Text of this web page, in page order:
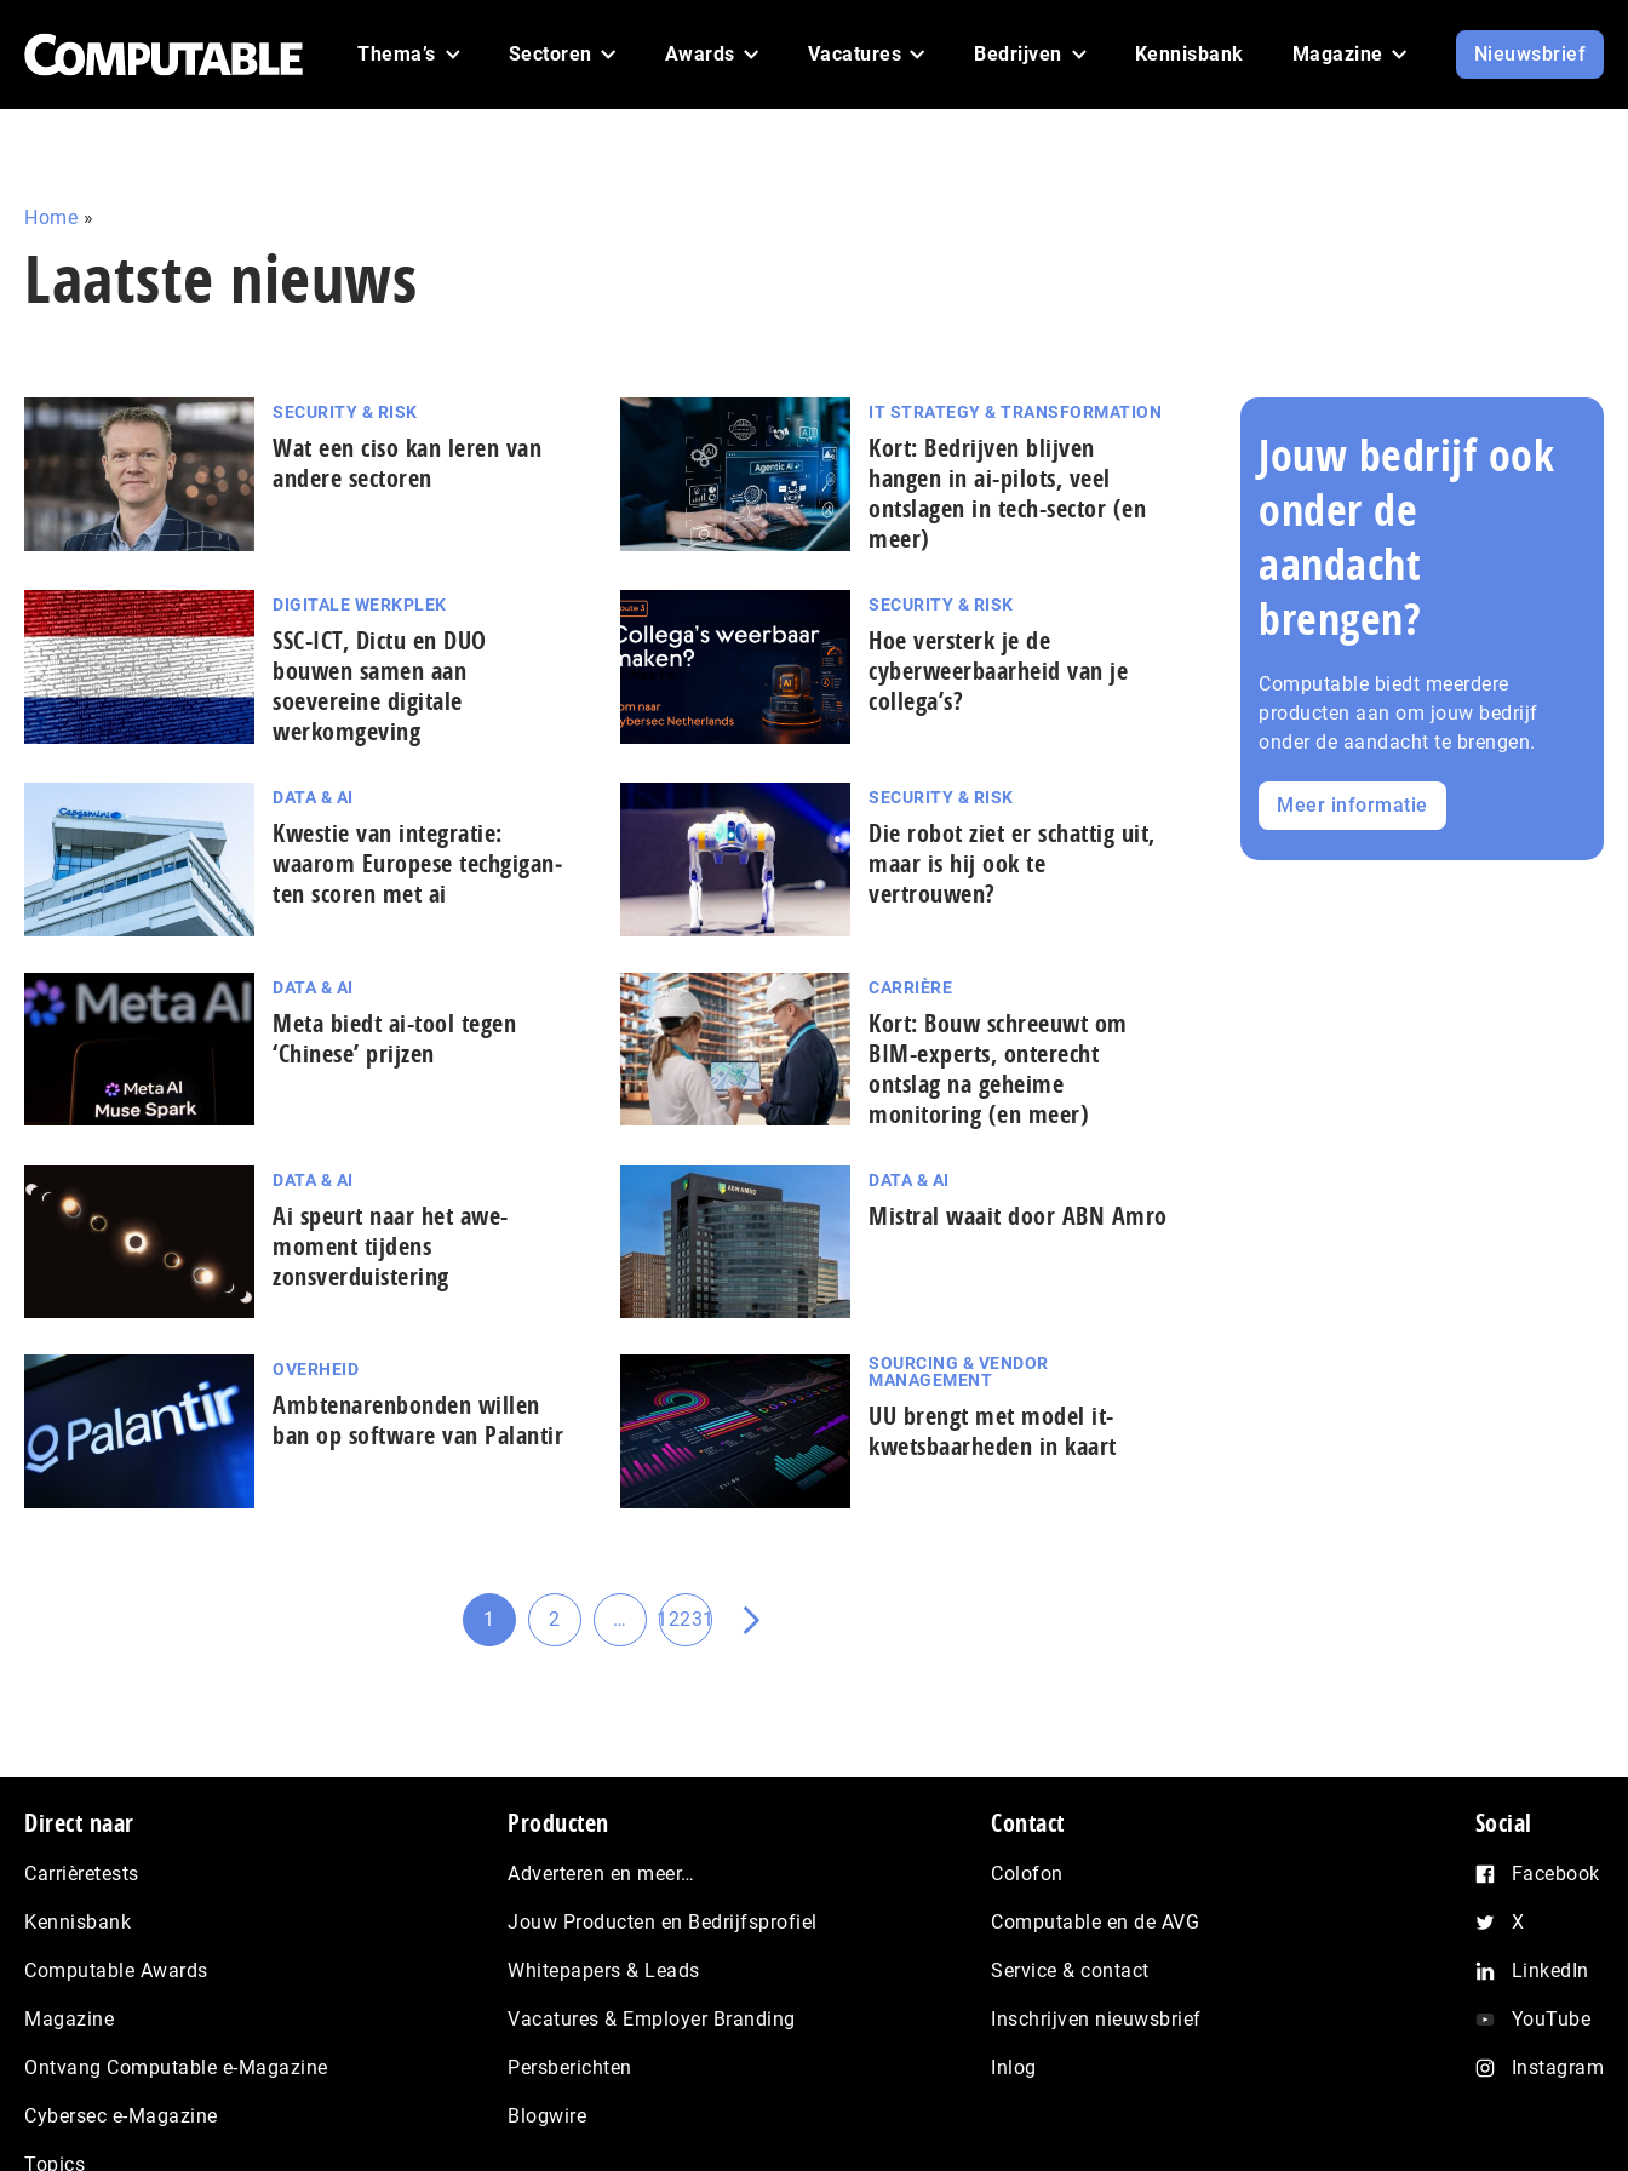
Thema’s Sectoren Awards Vacatures Bedrijven Kennisbank Magazine Nieuwsbrief
Home »
Laatste nieuws
SECURITY & RISK
Wat een ciso kan leren van
andere sectoren
IT STRATEGY & TRANSFORMATION
Kort: Bedrijven blijven
hangen in ai-pilots, veel
ontslagen in tech-sector (en
meer)
DIGITALE WERKPLEK
SSC-ICT, Dictu en DUO
bouwen samen aan
soevereine digitale
werkomgeving
SECURITY & RISK
Hoe versterk je de
cyberweerbaarheid van je
collega’s?
DATA & AI
Kwestie van integratie:
waarom Europese tech­gi­gan­
ten scoren met ai
SECURITY & RISK
Die robot ziet er schattig uit,
maar is hij ook te
vertrouwen?
DATA & AI
Meta biedt ai-tool tegen
‘Chinese’ prijzen
CARRIÈRE
Kort: Bouw schreeuwt om
BIM-experts, onterecht
ontslag na geheime
monitoring (en meer)
DATA & AI
Ai speurt naar het awe-
moment tijdens
zonsverduistering
DATA & AI
Mistral waait door ABN Amro
OVERHEID
Ambtenarenbonden willen
ban op software van Palantir
SOURCING & VENDOR
MANAGEMENT
UU brengt met model it-
kwetsbaarheden in kaart
Ga
1
Ga
2
Tussenliggende
pagina's
…
Ga
12231
Ga
Jouw bedrijf ook
onder de
aandacht
brengen?
Computable biedt meerdere
producten aan om jouw bedrijf
onder de aandacht te brengen.
Meer informatie
Footer
Direct naar
Carrièretests
Kennisbank
Computable Awards
Magazine
Ontvang Computable e-Magazine
Cybersec e-Magazine
Topics
Producten
Adverteren en meer…
Jouw Producten en Bedrijfsprofiel
Whitepapers & Leads
Vacatures & Employer Branding
Persberichten
Blogwire
Contact
Colofon
Computable en de AVG
Service & contact
Inschrijven nieuwsbrief
Inlog
Social
Facebook
X
LinkedIn
YouTube
Instagram